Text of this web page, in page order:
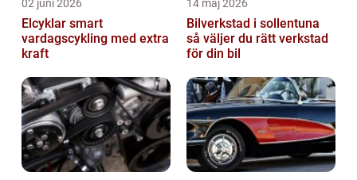
02 juni 2026
Elcyklar smart
vardagscykling med extra
kraft
14 maj 2026
Bilverkstad i sollentuna
så väljer du rätt verkstad
för din bil